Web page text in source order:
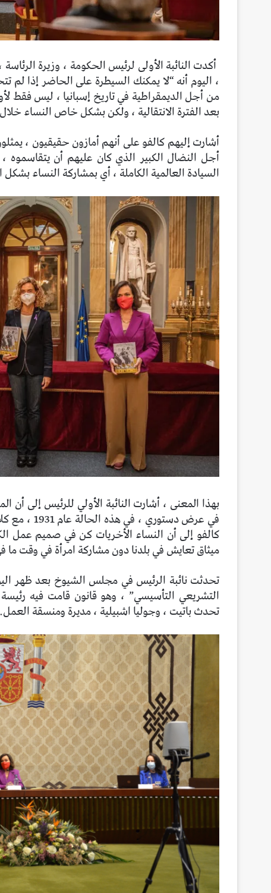
أكدت النائبة الأولى لرئيس الحكومة ، وزيرة
، اليوم أنه “لا يمكنك السيطرة على الحاضر إذا
من أجل الديمقراطية في تاريخ إسبانيا ، ليس فقط
بعد الفترة الانتقالية ، ولكن بشكل خاص النساء خلال
أشارت إليهم كالفو على أنهم أمازون حقيقيون ،
أجل النضال الكبير الذي كان عليهم أن
السيادة العالمية الكاملة ، أي بمشاركة النساء بشكل
بهذا المعنى ، أشارت النائبة الأولي للرئيس إلى أن
في عرض دستوري ، في هذه الحالة عام 1931 ، مع كلارا كامبوامور ، تعود إلى ذلك الوقت.
كالفو إلى أن النساء الأخريات كن في صميم عمل
ميثاق تعايش في بلدنا دون مشاركة امرأة في وقت
تحدثت نائبة الرئيس في مجلس الشيوخ بعد ظهر
التشريعي التأسيسي” ، وهو قانون قامت فيه
تحدث باتيت ، وجوليا اشبيلية ، مديرة ومنسقة العمل.